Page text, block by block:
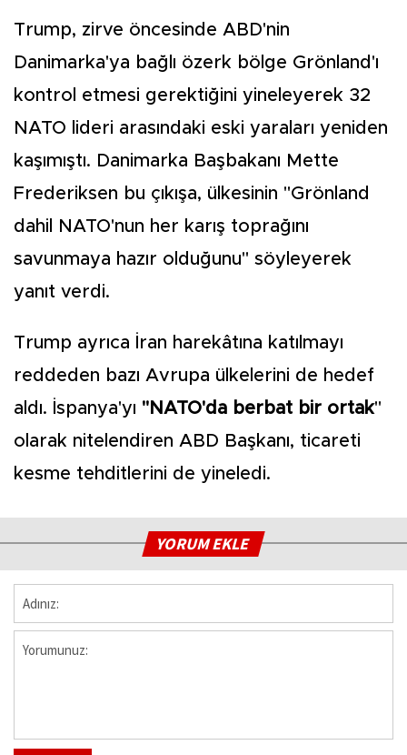
Trump, zirve öncesinde ABD'nin
Danimarka'ya bağlı özerk bölge Grönland'ı
kontrol etmesi gerektiğini yineleyerek 32
NATO lideri arasındaki eski yaraları yeniden
kaşımıştı. Danimarka Başbakanı Mette
Frederiksen bu çıkışa, ülkesinin "Grönland
dahil NATO'nun her karış toprağını
savunmaya hazır olduğunu" söyleyerek
yanıt verdi.
Trump ayrıca İran harekâtına katılmayı
reddeden bazı Avrupa ülkelerini de hedef
aldı. İspanya'yı "NATO'da berbat bir ortak"
olarak nitelendiren ABD Başkanı, ticareti
kesme tehditlerini de yineledi.
YORUM EKLE